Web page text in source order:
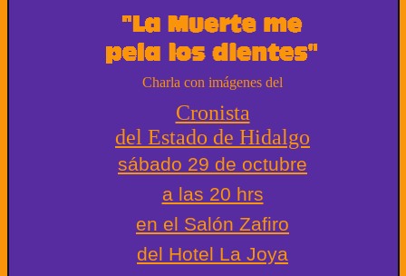
Charla con imágenes del
Cronista
del Estado de Hidalgo
sábado 29 de octubre
a las 20 hrs
en el Salón Zafiro
del Hotel La Joya